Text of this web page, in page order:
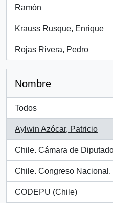
Ramón
, 7 resultados
Krauss Rusque, Enrique
, 7 resultados
Rojas Rivera, Pedro
, 7 resultados
Nombre
Todos
Aylwin Azócar, Patricio
, 1024 resultados
Chile. Cámara de
, 23 resultados
Chile. Congreso Nacional.
, 4 resultados
CODEPU (Chile)
, 2 resultados